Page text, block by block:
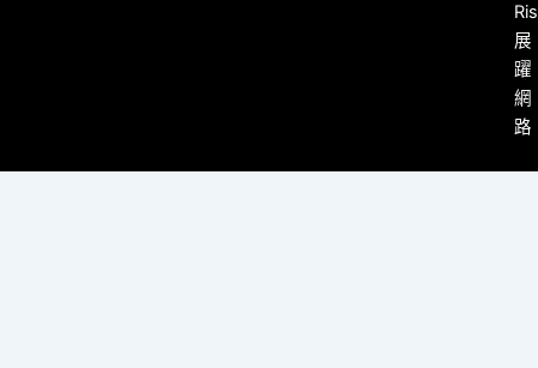
展
躍
網
路